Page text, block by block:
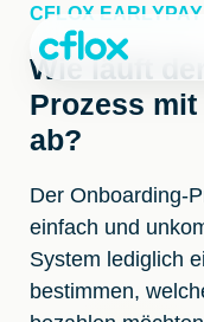
Weiter
Inhalt
CFLOX EARLYPAY
Wie läuft
Prozess
ab?
Der Onboarding-
einfach und
System lediglich
bestimmen,